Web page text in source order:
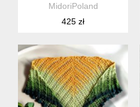
MidoriPoland
425 zł